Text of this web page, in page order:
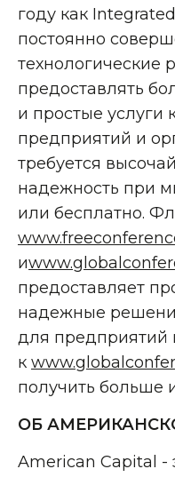
году как
постоянно
технологические
предоставлять
и простые услуги
предприятий и
требуется
надежность при
или бесплатно.
и
предоставляет
надежные
для предприятий
к
получить больше
ОБ
American Capital -